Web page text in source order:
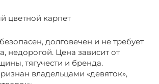
цветной карпет
долговечен и не требует
недорогой. Цена зависит от
тягучести и бренда.
владельцами «девяток»,